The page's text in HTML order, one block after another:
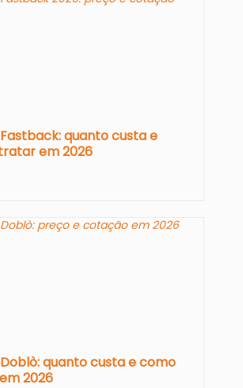
quanto custa e
em 2026
quanto custa e como
2026